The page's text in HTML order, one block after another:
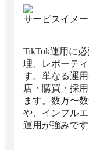
サービスイメ
TikTok運用に
理、レポーテ
す。単なる運
店・購買・採
ます。数万〜
や、インフル
運用が強みです